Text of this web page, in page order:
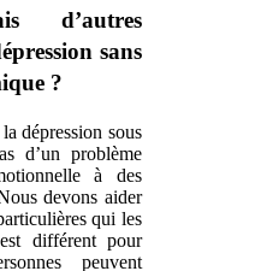
d’autres
sans
?
dépression sous
d’un problème
à des
devons aider
qui les
différent pour
peuvent